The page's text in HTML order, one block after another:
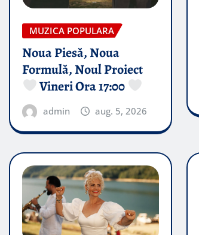
MUZICA POPULARA
Noua Piesă, Noua
Formulă, Noul Proiect
Vineri Ora 17:00
admin aug. 5, 2026